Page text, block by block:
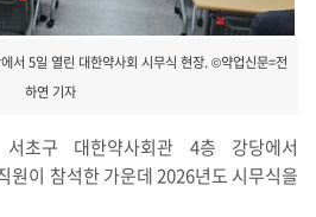
서 5일 열린 대한약사회 시무식 현장. ©약업신문=전
하연 기자
초구 대한약사회관 4층 강당에서
원이 참석한 가운데 2026년도 시무식을